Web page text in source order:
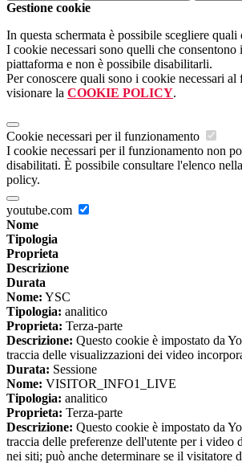
Gestione cookie
In questa schermata è possibile scegliere
I cookie necessari sono quelli che
piattaforma e non è possibile disabilitarli.
Per conoscere quali sono i cookie necessari
visionare la COOKIE POLICY.
Cookie necessari per il funzionamento
I cookie necessari per il funzionamento non
disabilitati. È possibile consultare l'elenco
policy.
youtube.com
Nome
Tipologia
Proprieta
Descrizione
Durata
Nome: YSC
Tipologia: analitico
Proprieta: Terza-parte
Descrizione: Questo cookie è impostato da
traccia delle visualizzazioni dei video
Durata: Sessione
Nome: VISITOR_INFO1_LIVE
Tipologia: analitico
Proprieta: Terza-parte
Descrizione: Questo cookie è impostato da
traccia delle preferenze dell'utente per i video
nei siti; può anche determinare se il visitatore